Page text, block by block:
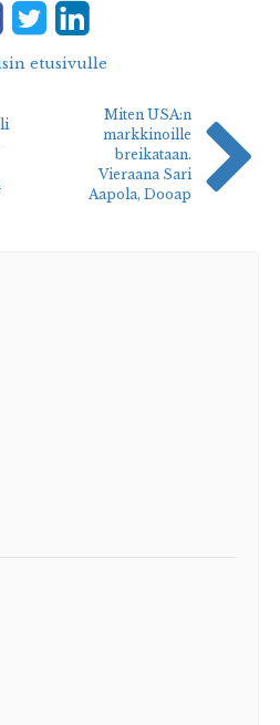
etusivulle
Miten USA:n
markkinoille
breikataan.
Vieraana Sari
Aapola, Dooap